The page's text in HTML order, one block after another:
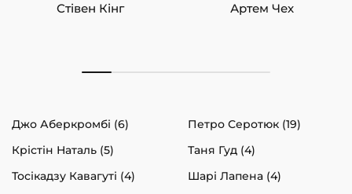
Стівен Кінг Артем Чех
Джо Аберкромбі (6)
Петро Серотюк (19)
Крістін Наталь (5)
Таня Гуд (4)
Тосікадзу Кавагуті (4)
Шарі Лапена (4)